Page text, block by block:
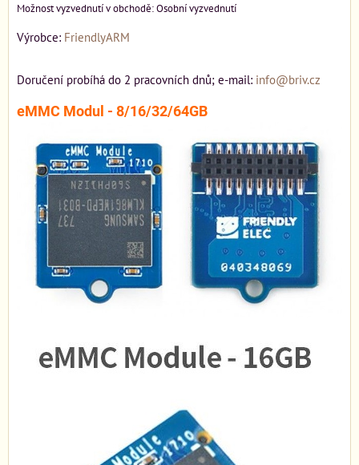
Osobní vyzvednutí
Výrobce: FriendlyARM
Doručení probíhá do 2 pracovních dnů; e-mail: info@briv.cz
eMMC Modul - 8/16/32/64GB